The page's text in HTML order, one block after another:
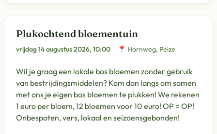
Plukochtend bloementuin
vrijdag 14 augustus 2026, 10:00 📍 Hornweg, Peize
Wil je graag een lokale bos bloemen zonder gebruik
van bestrijdingsmiddelen? Kom dan langs om samen
met ons je eigen bos bloemen te plukken! We rekenen
1 euro per bloem, 12 bloemen voor 10 euro! OP = OP!
Onbespoten, vers, lokaal en seizoensgebonden!